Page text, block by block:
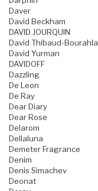
Daver
David Beckham
DAVID JOURQUIN
David Thibaud-Bourahla
David Yurman
DAVIDOFF
Dazzling
De Leon
De Ray
Dear Diary
Dear Rose
Delarom
Dellaluna
Demeter Fragrance
Denim
Denis Simachev
Deonat